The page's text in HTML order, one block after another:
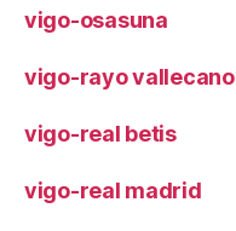
vigo-osasuna
vigo-rayo vallecano
vigo-real betis
vigo-real madrid